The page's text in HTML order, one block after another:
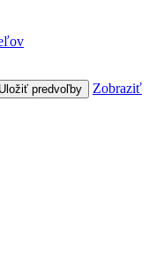
Uložiť predvoľby
Zobraziť